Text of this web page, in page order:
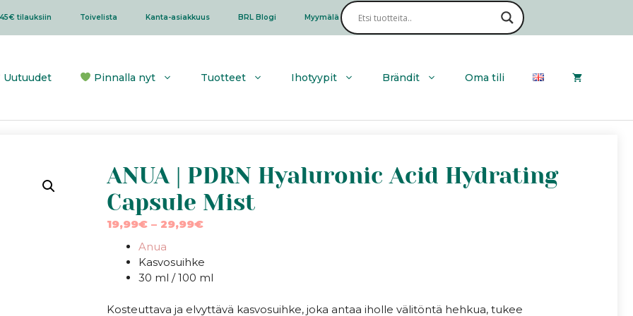
tilauksiin Toivelista Kanta-asiakkuus BRL Blogi Myymälä Haku
Uutuudet Pinnalla nyt Tuotteet Ihotyypit Brändit Oma tili
ANUA | PDRN Hyaluronic Acid Hydrating
Capsule Mist
19,99€ – 29,99€Hintaluokka:
29,99€
Anua
Kasvosuihke
30 ml / 100 ml
Kosteuttava ja elvyttävä kasvosuihke, joka antaa iholle välitöntä hehkua, tukee